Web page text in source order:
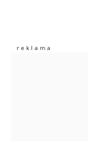
Imię (Wymagane)